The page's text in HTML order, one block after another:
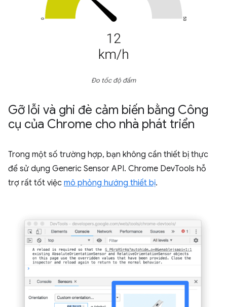
Đo tốc độ đấm
Gỡ lỗi và ghi đè cảm biến bằng Công
cụ của Chrome cho nhà phát triển
Trong một số trường hợp, bạn không cần thiết bị thực
để sử dụng Generic Sensor API. Chrome DevTools hỗ
trợ rất tốt việc mô phỏng hướng thiết bị.